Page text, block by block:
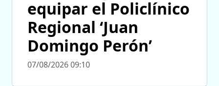
equipar el Policlínico
Regional ‘Juan
Domingo Perón’
07/08/2026 09:10